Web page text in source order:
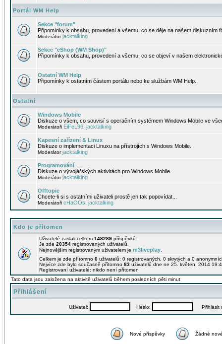
Portál WM Help
Sekce "forum"
Připomínky k obsahu, provedení a všemu, co se děje na našem diskuzním
Moderátorjacktalking
Sekce "eShop (WM Shop)"
Připomínky k obsahu, provedení a všemu, co se objeví v našem
Ostatní WM Help
Připomínky k ostatním částem portálu nebo ke službám WM Help.
Ostatní
Windows Mobile
Diskuze o všem, co souvisí s operačním systémem Windows Mobile ve
Moderátoři EiFeL96 jacktalking
Kapesní zařízení & Linux
Diskuze o implementaci Linuxu na přístrojích s Windows Mobile.
Moderátorjacktalking
Programování
Diskuze o vývojářských aktivitách pro Windows Mobile.
Moderátorjacktalking
Offtopic
Chcete-li si s ostatními uživateli prostě jen tak popovídat...
Moderátoři cHaOOs jacktalking
Kdo je přítomen
Uživatelé zaslali celkem 148289 příspěvků.
Je zde 20354 registrovaných uživatelů.
Nejnovějším registrovaným uživatelem je m3liveplay
Celkem je zde přítomno 0 uživatelů: 0 registrovaných, 0 skrytých a 0
Nejvíce zde bylo současně přítomno 83 uživatelů dne ne 25. květen, 2014
Registrovaní uživatelé: nikdo není přítomen
Tato data jsou založena na aktivitě uživatelů během posledních pěti minut
Přihlášení
Uživatel: Heslo: Přihlásit
Nové příspěvky Žádné